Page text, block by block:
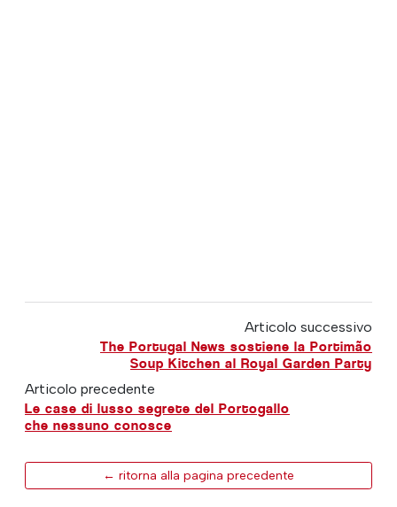
Articolo successivo
The Portugal News sostiene la Portimão
Soup Kitchen al Royal Garden Party
Articolo precedente
Le case di lusso segrete del Portogallo
che nessuno conosce
← ritorna alla pagina precedente